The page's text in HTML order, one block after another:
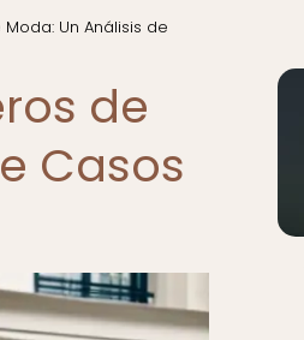
Un Análisis de
de
Casos